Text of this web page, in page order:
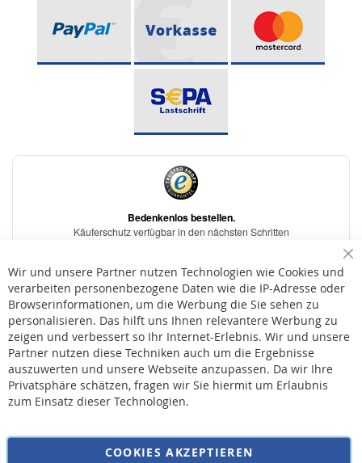
* Bei der Lieferung auf deutsche Inseln wird ein Inselzuschlag von 15,00 € auf die
Versandkosten erhoben.
AGB
Widerruf
Datenschutz
Wir und unsere Partner nutzen Technologien wie Cookies und
verarbeiten personenbezogene Daten wie die IP-Adresse oder
Browserinformationen, um die Werbung die Sie sehen zu
personalisieren. Das hilft uns Ihnen relevantere Werbung zu
zeigen und verbessert so Ihr Internet-Erlebnis. Wir und unsere
Partner nutzen diese Techniken auch um die Ergebnisse
auszuwerten und unsere Webseite anzupassen. Da wir Ihre
Privatsphäre schätzen, fragen wir Sie hiermit um Erlaubnis
zum Einsatz dieser Technologien.
COOKIES AKZEPTIEREN